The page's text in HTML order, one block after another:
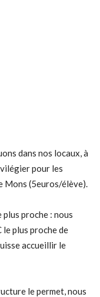
dans nos locaux, à
pour les
Mons (5euros/élève).
proche : nous
plus proche de
accueillir le
le permet, nous